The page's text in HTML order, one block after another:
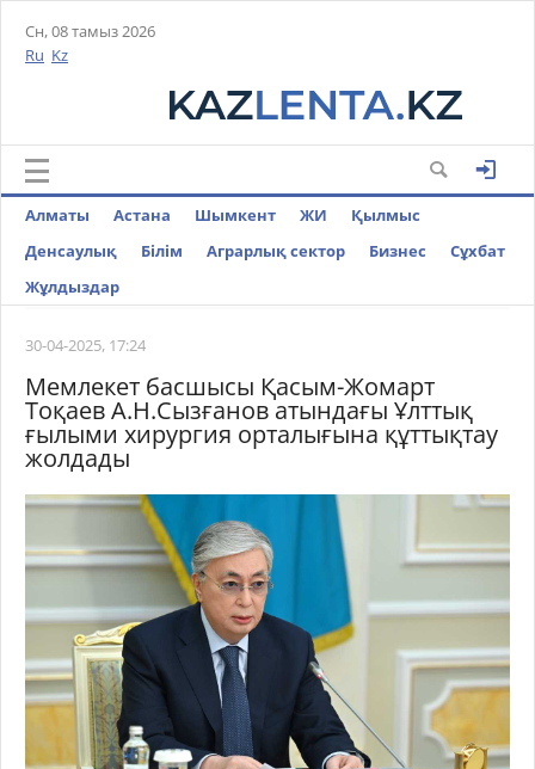
Сн, 08 тамыз 2026
Ru Kz
Алматы Астана Шымкент ЖИ
Қылмыс
Денсаулық
Білім Аграрлық сектор Бизнес
Cұхбат
Жұлдыздар
30-04-2025, 17:24
Мемлекет басшысы Қасым-Жомарт
Тоқаев А.Н.Сызғанов атындағы Ұлттық
ғылыми хирургия орталығына құттықтау
жолдады